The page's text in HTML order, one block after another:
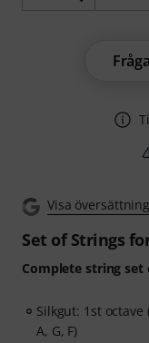
Visa översättning
Set of Strings
Complete string set
Silkgut: 1st octave
A, G, F)